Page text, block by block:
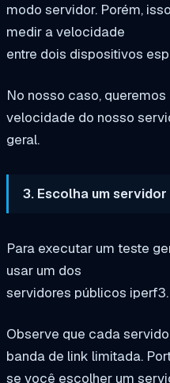
modo servidor. Porém,
medir a velocidade
entre dois dispositivos
No nosso caso,
velocidade do nosso
geral.
3. Escolha um
Para executar um teste
usar um dos
servidores públicos
Observe que cada
banda de link limitada.
se você escolher um